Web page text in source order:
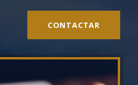
CONTACTAR